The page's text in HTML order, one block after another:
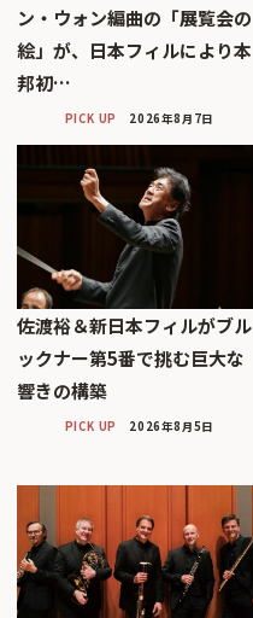
ン・ウォン編曲の「展覧会の
絵」が、日本フィルにより本
邦初…
PICK UP 2026年8月7日
佐渡裕＆新日本フィルがブル
ックナー第5番で挑む巨大な
響きの構築
PICK UP 2026年8月5日